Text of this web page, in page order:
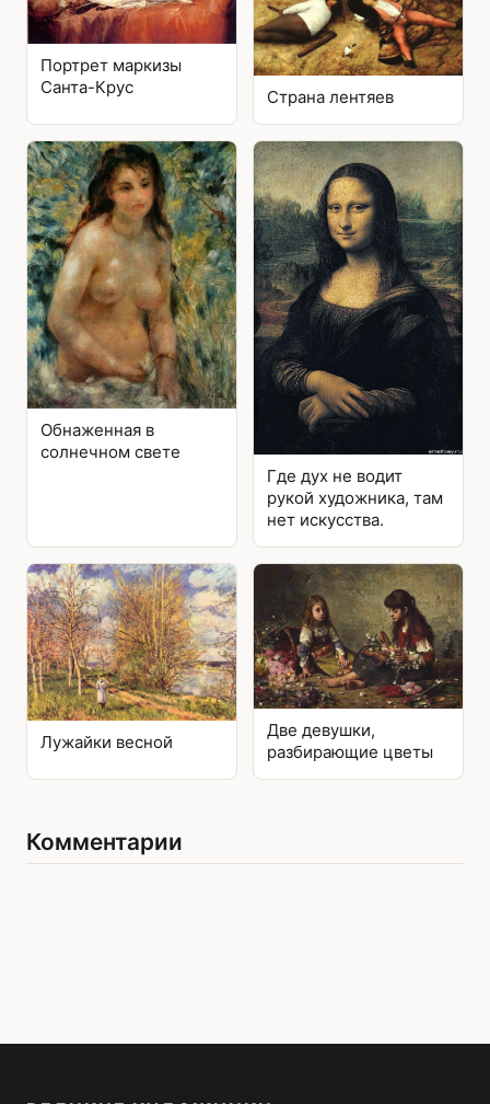
Портрет маркизы
Санта-Крус
Страна лентяев
Обнаженная в
солнечном свете
Где дух не водит
рукой художника, там
нет искусства.
Лужайки весной
Две девушки,
разбирающие цветы
Комментарии